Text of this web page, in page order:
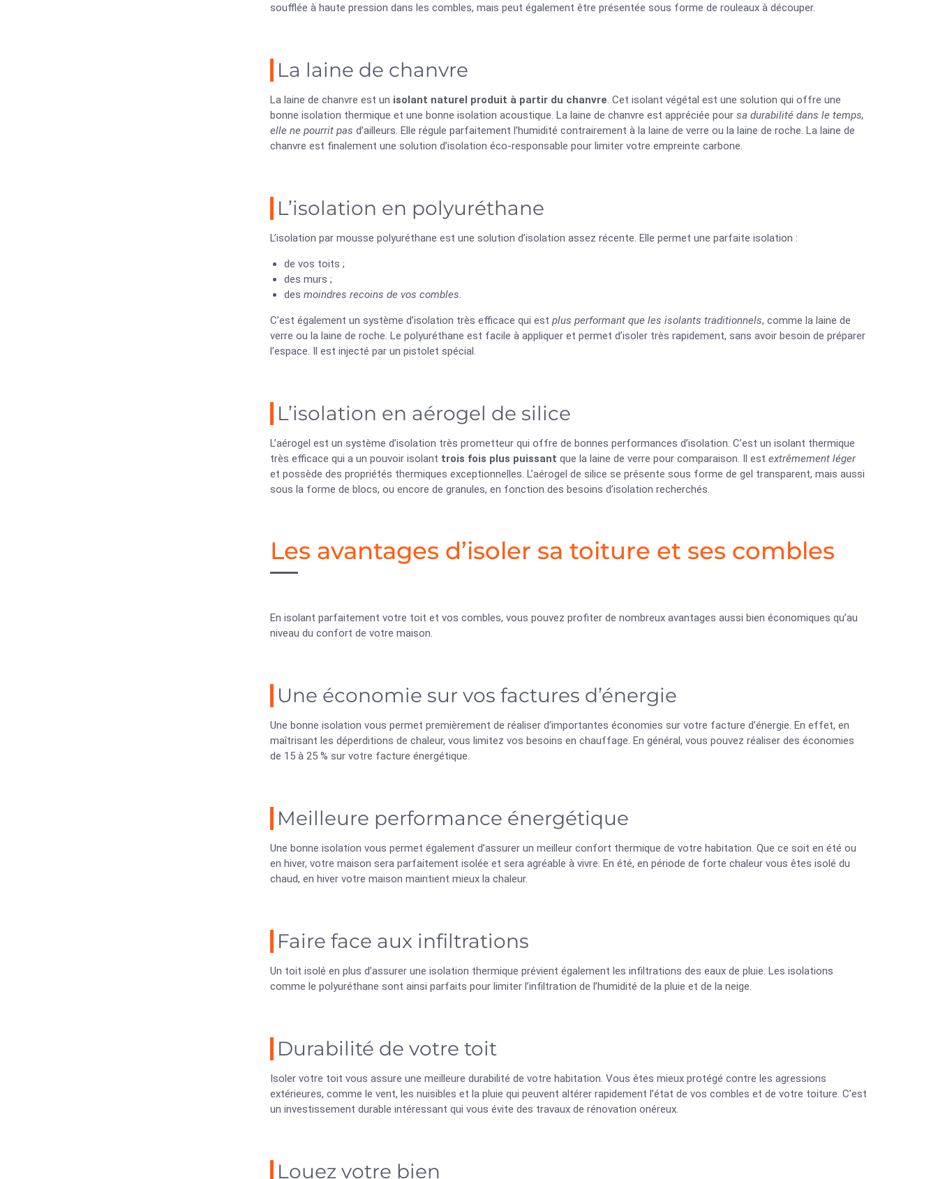
soufflée à haute pression dans les combles, mais peut également être présentée sous forme de rouleaux à découper.
La laine de chanvre
La laine de chanvre est un isolant naturel produit à partir du chanvre. Cet isolant végétal est une solution qui offre une
bonne isolation thermique et une bonne isolation acoustique. La laine de chanvre est appréciée pour sa durabilité dans le temps,
elle ne pourrit pas d’ailleurs. Elle régule parfaitement l’humidité contrairement à la laine de verre ou la laine de roche. La laine de
chanvre est finalement une solution d’isolation éco-responsable pour limiter votre empreinte carbone.
L’isolation en polyuréthane
L’isolation par mousse polyuréthane est une solution d’isolation assez récente. Elle permet une parfaite isolation :
de vos toits ;
des murs ;
des moindres recoins de vos combles.
C’est également un système d’isolation très efficace qui est plus performant que les isolants traditionnels, comme la laine de
verre ou la laine de roche. Le polyuréthane est facile à appliquer et permet d’isoler très rapidement, sans avoir besoin de préparer
l’espace. Il est injecté par un pistolet spécial.
L’isolation en aérogel de silice
L’aérogel est un système d’isolation très prometteur qui offre de bonnes performances d’isolation. C’est un isolant thermique
très efficace qui a un pouvoir isolant trois fois plus puissant que la laine de verre pour comparaison. Il est extrêmement léger
et possède des propriétés thermiques exceptionnelles. L’aérogel de silice se présente sous forme de gel transparent, mais aussi
sous la forme de blocs, ou encore de granules, en fonction des besoins d’isolation recherchés.
Les avantages d’isoler sa toiture et ses combles
En isolant parfaitement votre toit et vos combles, vous pouvez profiter de nombreux avantages aussi bien économiques qu’au
niveau du confort de votre maison.
Une économie sur vos factures d’énergie
Une bonne isolation vous permet premièrement de réaliser d’importantes économies sur votre facture d’énergie. En effet, en
maîtrisant les déperditions de chaleur, vous limitez vos besoins en chauffage. En général, vous pouvez réaliser des économies
de 15 à 25 % sur votre facture énergétique.
Meilleure performance énergétique
Une bonne isolation vous permet également d’assurer un meilleur confort thermique de votre habitation. Que ce soit en été ou
en hiver, votre maison sera parfaitement isolée et sera agréable à vivre. En été, en période de forte chaleur vous êtes isolé du
chaud, en hiver votre maison maintient mieux la chaleur.
Faire face aux infiltrations
Un toit isolé en plus d’assurer une isolation thermique prévient également les infiltrations des eaux de pluie. Les isolations
comme le polyuréthane sont ainsi parfaits pour limiter l’infiltration de l’humidité de la pluie et de la neige.
Durabilité de votre toit
Isoler votre toit vous assure une meilleure durabilité de votre habitation. Vous êtes mieux protégé contre les agressions
extérieures, comme le vent, les nuisibles et la pluie qui peuvent altérer rapidement l’état de vos combles et de votre toiture. C’est
un investissement durable intéressant qui vous évite des travaux de rénovation onéreux.
Louez votre bien